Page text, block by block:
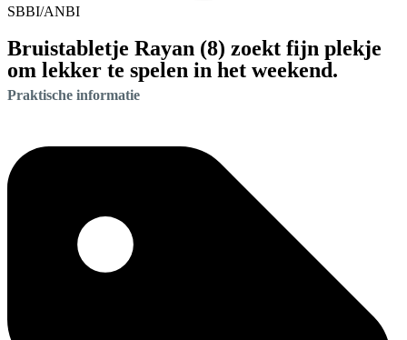
SBBI/ANBI
Bruistabletje Rayan (8) zoekt fijn plekje
om lekker te spelen in het weekend.
Praktische informatie